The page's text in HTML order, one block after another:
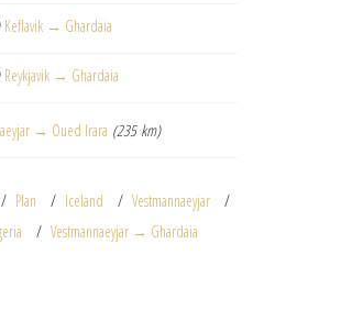
Keflavik → Ghardaia
Reykjavik → Ghardaia
→ Oued Irara (235 km)
Plan Iceland
Vestmannaeyjar
Vestmannaeyjar → Ghardaia